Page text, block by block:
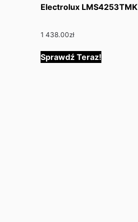
Electrolux LMS4253TMK
1 438.00zł
Sprawdź Teraz!